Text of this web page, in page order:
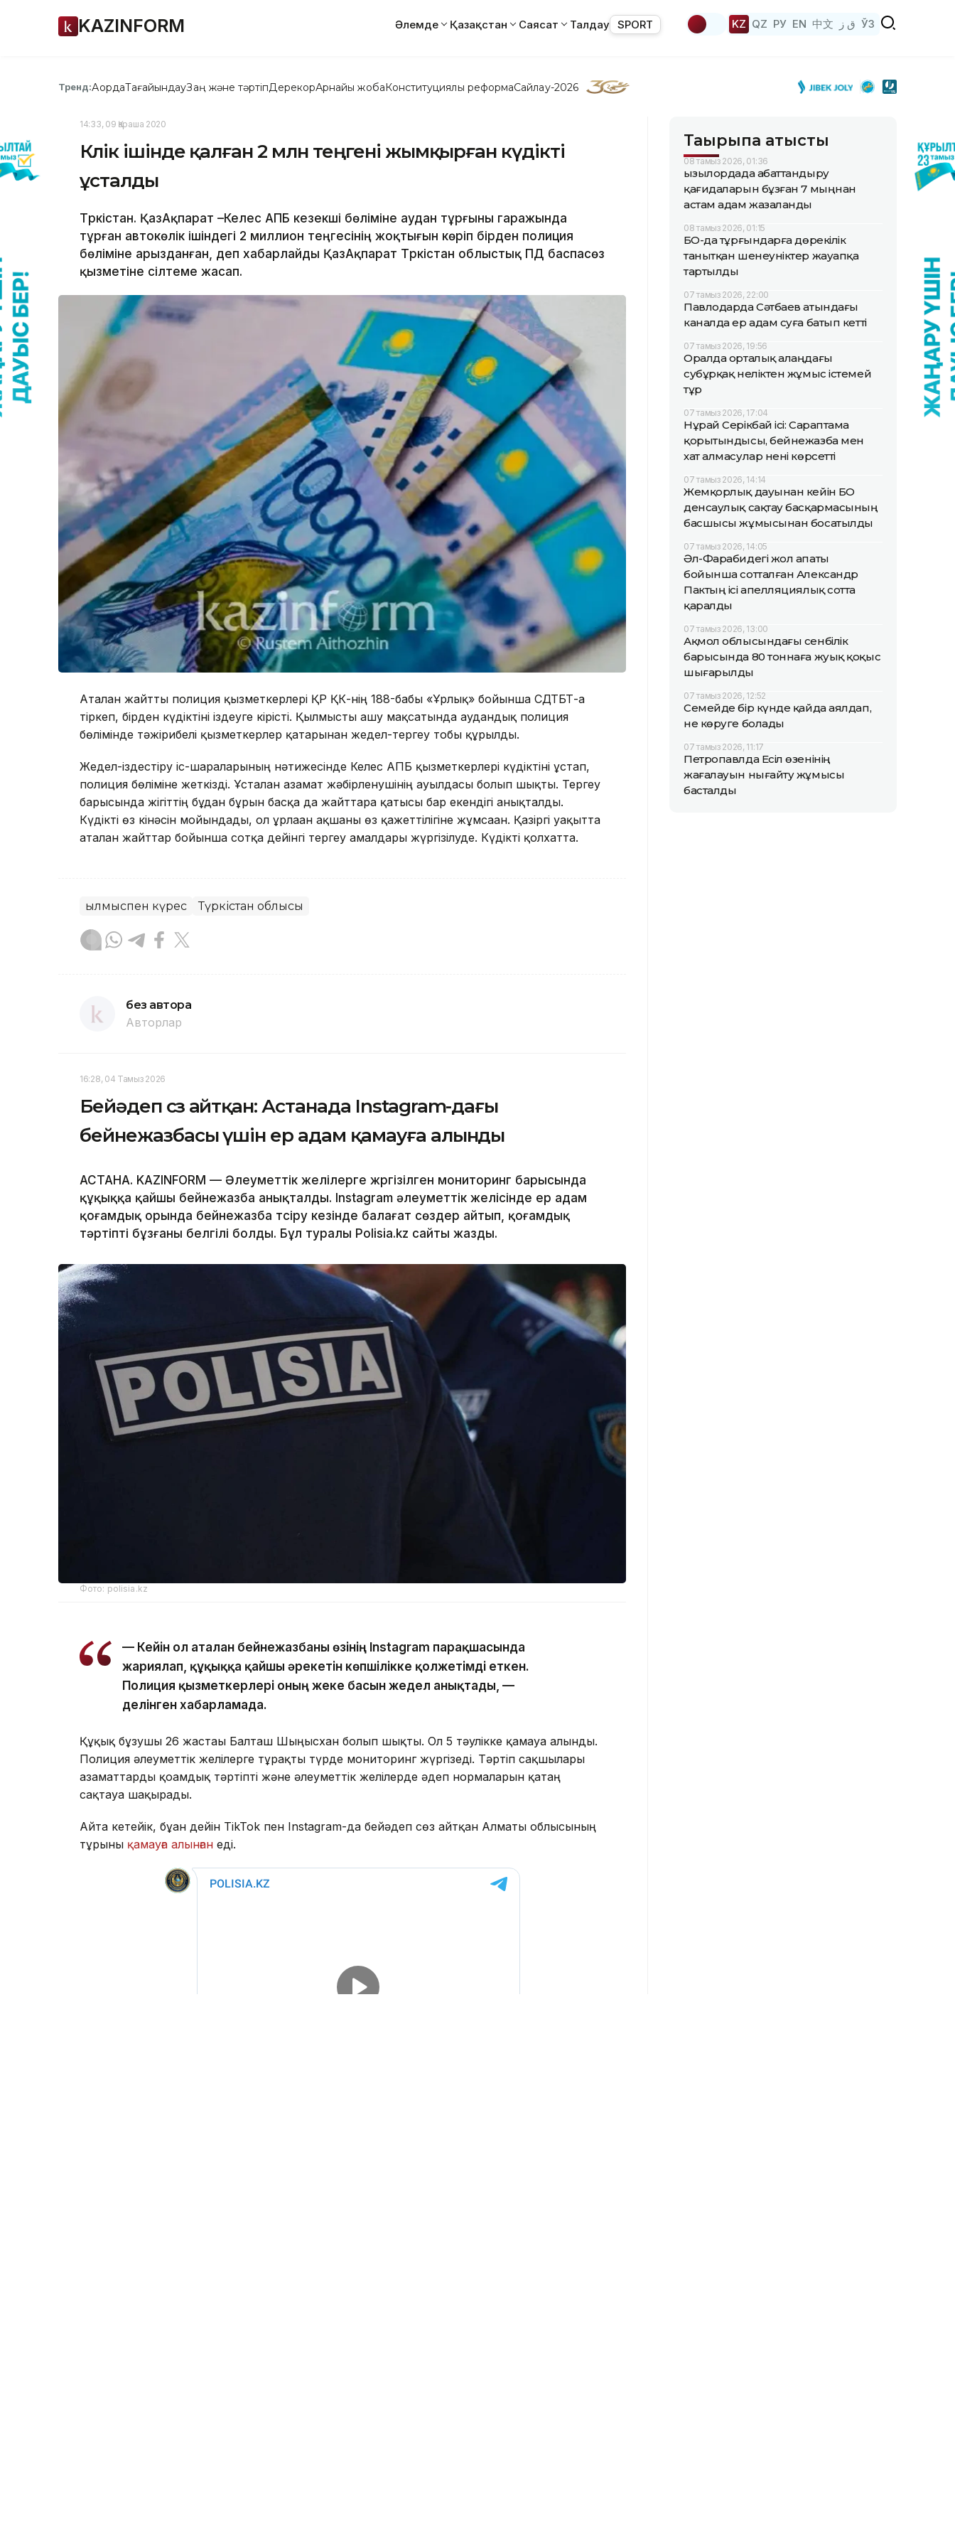
KAZINFORM Әлемде Қазақстан Саясат Талдау SPORT KZ QZ РУ EN 中文 ق ز ЎЗ
Тренд:АқордаТағайындауЗаң және тәртіпДерекқорАрнайы жобаКонституциялық реформаСайлау-2026
14:33, 09 Қараша 2020
Көлік ішінде қалған 2 млн теңгені жымқырған күдікті
ұсталды
Түркістан. ҚазАқпарат –Келес АПБ кезекші бөліміне аудан тұрғыны гаражында
тұрған автокөлік ішіндегі 2 миллион теңгесінің жоқтығын көріп бірден полиция
бөліміне арызданған, деп хабарлайды ҚазАқпарат Түркістан облыстық ПД баспасөз
қызметіне сілтеме жасап.
Аталған жайтты полиция қызметкерлері ҚР ҚК-нің 188-бабы «Ұрлық» бойынша СДТБТ-ға
тіркеп, бірден күдіктіні іздеуге кірісті. Қылмысты ашу мақсатында аудандық полиция
бөлімінде тәжірибелі қызметкерлер қатарынан жедел-тергеу тобы құрылды.
Жедел-іздестіру іс-шараларының нәтижесінде Келес АПБ қызметкерлері күдіктіні ұстап,
полиция бөліміне жеткізді. Ұсталған азамат жәбірленушінің ауылдасы болып шықты. Тергеу
барысында жігіттің бұдан бұрын басқа да жайттарға қатысы бар екендігі анықталды.
Күдікті өз кінәсін мойындады, ол ұрлаған ақшаны өз қажеттілігіне жұмсаған. Қазіргі уақытта
аталған жайттар бойынша сотқа дейінгі тергеу амалдары жүргізілуде. Күдікті қолхатта.
Қылмыспен күрес Түркістан облысы
без автора
Авторлар
16:28, 04 Тамыз 2026
Бейәдеп сөз айтқан: Астанада Instagram-дағы
бейнежазбасы үшін ер адам қамауға алынды
АСТАНА. KAZINFORM — Әлеуметтік желілерге жүргізілген мониторинг барысында
құқыққа қайшы бейнежазба анықталды. Instagram әлеуметтік желісінде ер адам
қоғамдық орында бейнежазба түсіру кезінде балағат сөздер айтып, қоғамдық
тәртіпті бұзғаны белгілі болды. Бұл туралы Polisia.kz сайты жазды.
Фото: polisia.kz
— Кейін ол аталған бейнежазбаны өзінің Instagram парақшасында
жариялап, құқыққа қайшы әрекетін көпшілікке қолжетімді еткен.
Полиция қызметкерлері оның жеке басын жедел анықтады, —
делінген хабарламада.
Құқық бұзушы 26 жастағы Балташ Шыңғысхан болып шықты. Ол 5 тәулікке қамауға алынды.
Полиция әлеуметтік желілерге тұрақты түрде мониторинг жүргізеді. Тәртіп сақшылары
азаматтарды қоғамдық тәртіпті және әлеуметтік желілерде әдеп нормаларын қатаң
сақтауға шақырады.
Айта кетейік, бұған дейін TikTok пен Instagram-да бейәдеп сөз айтқан Алматы облысының
тұрғыны қамауға алынған еді.
Тақырыпқа қатысты
08 тамыз 2026, 01:36
Қызылордада абаттандыру
қағидаларын бұзған 7 мыңнан
астам адам жазаланды
08 тамыз 2026, 01:15
БҚО-да тұрғындарға дөрекілік
танытқан шенеуніктер жауапқа
тартылды
07 тамыз 2026, 22:00
Павлодарда Сәтбаев атындағы
каналда ер адам суға батып кетті
07 тамыз 2026, 19:56
Оралда орталық алаңдағы
субұрқақ неліктен жұмыс істемей
тұр
07 тамыз 2026, 17:04
Нұрай Серікбай ісі: Сараптама
қорытындысы, бейнежазба мен
хат алмасулар нені көрсетті
07 тамыз 2026, 14:14
Жемқорлық дауынан кейін БҚО
денсаулық сақтау басқармасының
басшысы жұмысынан босатылды
07 тамыз 2026, 14:05
Әл-Фарабидегі жол апаты
бойынша сотталған Александр
Пактың ісі апелляциялық сотта
қаралды
07 тамыз 2026, 13:00
Ақмол облысындағы сенбілік
барысында 80 тоннаға жуық қоқыс
шығарылды
07 тамыз 2026, 12:52
Семейде бір күнде қайда аялдап,
не көруге болады
07 тамыз 2026, 11:17
Петропавлда Есіл өзенінің
жағалауын нығайту жұмысы
басталды